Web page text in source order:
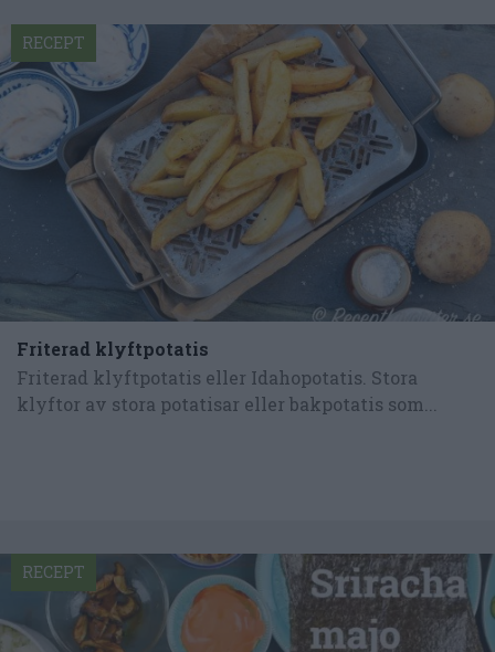
Friterad klyftpotatis
Friterad klyftpotatis eller Idahopotatis. Stora
klyftor av stora potatisar eller bakpotatis som...
RECEPT
RECEPT